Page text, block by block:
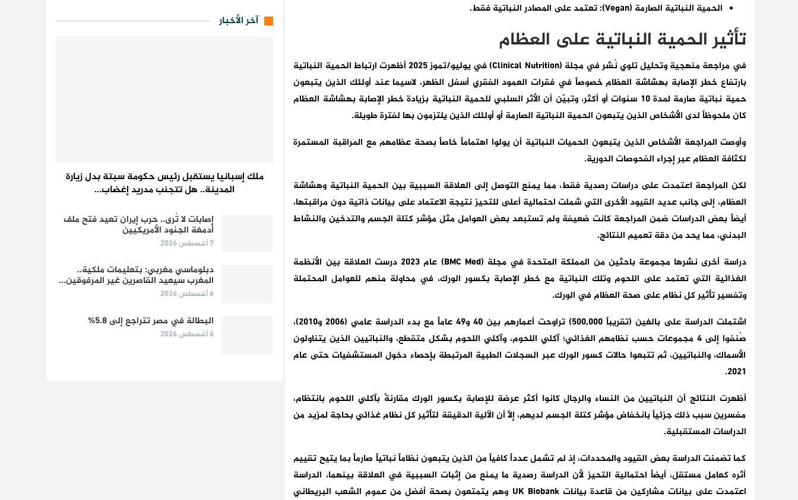
الحمية النباتية الصارمة (Vegan): تعتمد على المصادر النباتية فقط.
تأثير الحمية النباتية على العظام
في مراجعة منهجية وتحليل تلوي نُشر في مجلة (Clinical Nutrition) في يوليو/تموز 2025 أظهرت ارتباط الحمية النباتية
بارتفاع خطر الإصابة بهشاشة العظام خصوصاً في فقرات العمود الفقري أسفل الظهر، لاسيما عند أولئك الذين يتبعون
حمية نباتية صارمة لمدة 10 سنوات أو أكثر، وتبيّن أن الأثر السلبي للحمية النباتية بزيادة خطر الإصابة بهشاشة العظام
كان ملحوظاً لدى الأشخاص الذين يتبعون الحمية النباتية الصارمة أو أولئك الذين يلتزمون بها لفترة طويلة.
وأوصت المراجعة الأشخاص الذين يتبعون الحميات النباتية أن يولوا اهتماماً خاصاً بصحة عظامهم مع المراقبة المستمرة
لكثافة العظام عبر إجراء الفحوصات الدورية.
لكن المراجعة اعتمدت على دراسات رصدية فقط، مما يمنع التوصل إلى العلاقة السببية بين الحمية النباتية وهشاشة
العظام، إلى جانب عديد القيود الأخرى التي شملت احتمالية أعلى للتحيز نتيجة الاعتماد على بيانات ذاتية دون مراقبتها،
أيضاً بعض الدراسات ضمن المراجعة كانت ضعيفة ولم تستبعد بعض العوامل مثل مؤشر كتلة الجسم والتدخين والنشاط
البدني، مما يحد من دقة تعميم النتائج.
دراسة أخرى نشرها مجموعة باحثين من المملكة المتحدة في مجلة (BMC Med) عام 2023 درست العلاقة بين الأنظمة
الغذائية التي تعتمد على اللحوم وتلك النباتية مع خطر الإصابة بكسور الورك، في محاولة منهم للعوامل المحتملة
وتفسير تأثير كل نظام على صحة العظام في الورك.
اشتملت الدراسة على بالغين (تقريباً 500,000) تراوحت أعمارهم بين 40 و49 عاماً مع بدء الدراسة عامي (2006 و2010)،
صُنفوا إلى 4 مجموعات حسب نظامهم الغذائي؛ آكلي اللحوم، وآكلي اللحوم بشكل متقطع، والنباتيين الذين يتناولون
الأسماك، والنباتيين، ثم تتبعوا حالات كسور الورك عبر السجلات الطبية المرتبطة بإحصاء دخول المستشفيات حتى عام
2021.
أظهرت النتائج أن النباتيين من النساء والرجال كانوا أكثر عرضة للإصابة بكسور الورك مقارنةً بآكلي اللحوم بانتظام،
مفسرين سبب ذلك جزئياً بانخفاض مؤشر كتلة الجسم لديهم، إلّا أن الآلية الدقيقة لتأثير كل نظام غذائي بحاجة لمزيد من
الدراسات المستقبلية.
كما تضمنت الدراسة بعض القيود والمحددات، إذ لم تشمل عدداً كافياً من الذين يتبعون نظاماً نباتياً صارماً بما يتيح تقييم
أثره كعامل مستقل، أيضاً احتمالية التحيز لأن الدراسة رصدية ما يمنع من إثبات السببية في العلاقة بينهما، الدراسة
اعتمدت على بيانات مشاركين من قاعدة بيانات UK Biobank وهم يتمتعون بصحة أفضل من عموم الشعب البريطاني
آخر الأخبار
ملك إسبانيا يستقبل رئيس حكومة سبتة بدل زيارة
المدينة.. هل تتجنب مدريد إغضاب…
إصابات لا تُرى.. حرب إيران تعيد فتح ملف
أدمغة الجنود الأمريكيين
7 أغسطس 2026
دبلوماسي مغربي: بتعليمات ملكية..
المغرب سيعيد القاصرين غير المرفوقين…
6 أغسطس 2026
البطالة في مصر تتراجع إلى 5.8%
6 أغسطس 2026